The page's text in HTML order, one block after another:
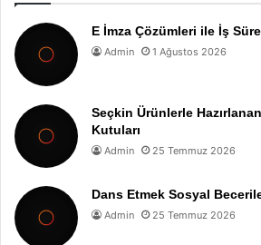
E İmza Çözümleri ile İş
Admin 1 Ağustos 2026
Seçkin Ürünlerle
Kutuları
Admin 25 Temmuz 2026
Dans Etmek Sosyal
Admin 25 Temmuz 2026